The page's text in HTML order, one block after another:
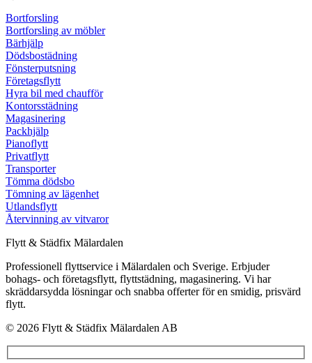
Bortforsling
Bortforsling av möbler
Bärhjälp
Dödsbostädning
Fönsterputsning
Företagsflytt
Hyra bil med chaufför
Kontorsstädning
Magasinering
Packhjälp
Pianoflytt
Privatflytt
Transporter
Tömma dödsbo
Tömning av lägenhet
Utlandsflytt
Återvinning av vitvaror
Flytt & Städfix Mälardalen
Professionell flyttservice i Mälardalen och Sverige. Erbjuder
bohags- och företagsflytt, flyttstädning, magasinering. Vi har
skräddarsydda lösningar och snabba offerter för en smidig, prisvärd
flytt.
© 2026 Flytt & Städfix Mälardalen AB